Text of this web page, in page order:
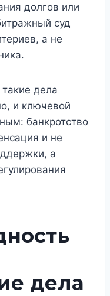
долгов или
суд
а не
дела
и ключевой
банкротство
и не
а
дела